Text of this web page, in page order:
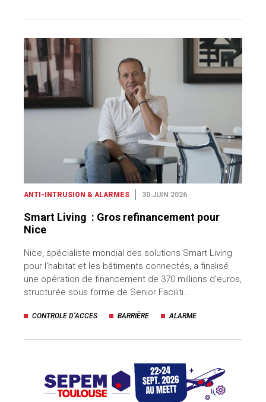
ANTI-INTRUSION & ALARMES 30 JUIN 2026
Smart Living : Gros refinancement pour
Nice
Nice, spécialiste mondial des solutions Smart Living
pour l'habitat et les bâtiments connectés, a finalisé
une opération de financement de 370 millions d’euros,
structurée sous forme de Senior Faciliti…
CONTROLE D’ACCES BARRIÈRE ALARME